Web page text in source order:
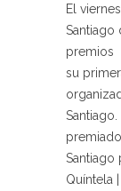
El
premios
su
Santiago
Quíntela